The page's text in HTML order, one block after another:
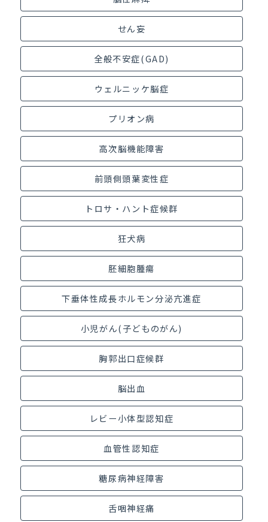
せん妄
全般不安症(GAD)
ウェルニッケ脳症
プリオン病
高次脳機能障害
前頭側頭葉変性症
トロサ・ハント症候群
狂犬病
胚細胞腫瘍
下垂体性成長ホルモン分泌亢進症
小児がん(子どものがん)
胸郭出口症候群
脳出血
レビー小体型認知症
血管性認知症
糖尿病神経障害
舌咽神経痛